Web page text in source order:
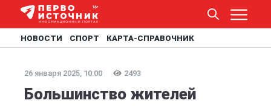
НОВОСТИ СПОРТ КАРТА-СПРАВОЧНИК
26 января 2025, 10:00 2493
Большинство жителей